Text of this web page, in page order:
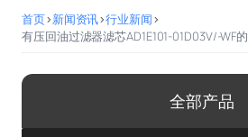
首页>新闻资讯>行业新闻>
有压回油过滤器滤芯AD1E101-01D03V/-WF
全部产品